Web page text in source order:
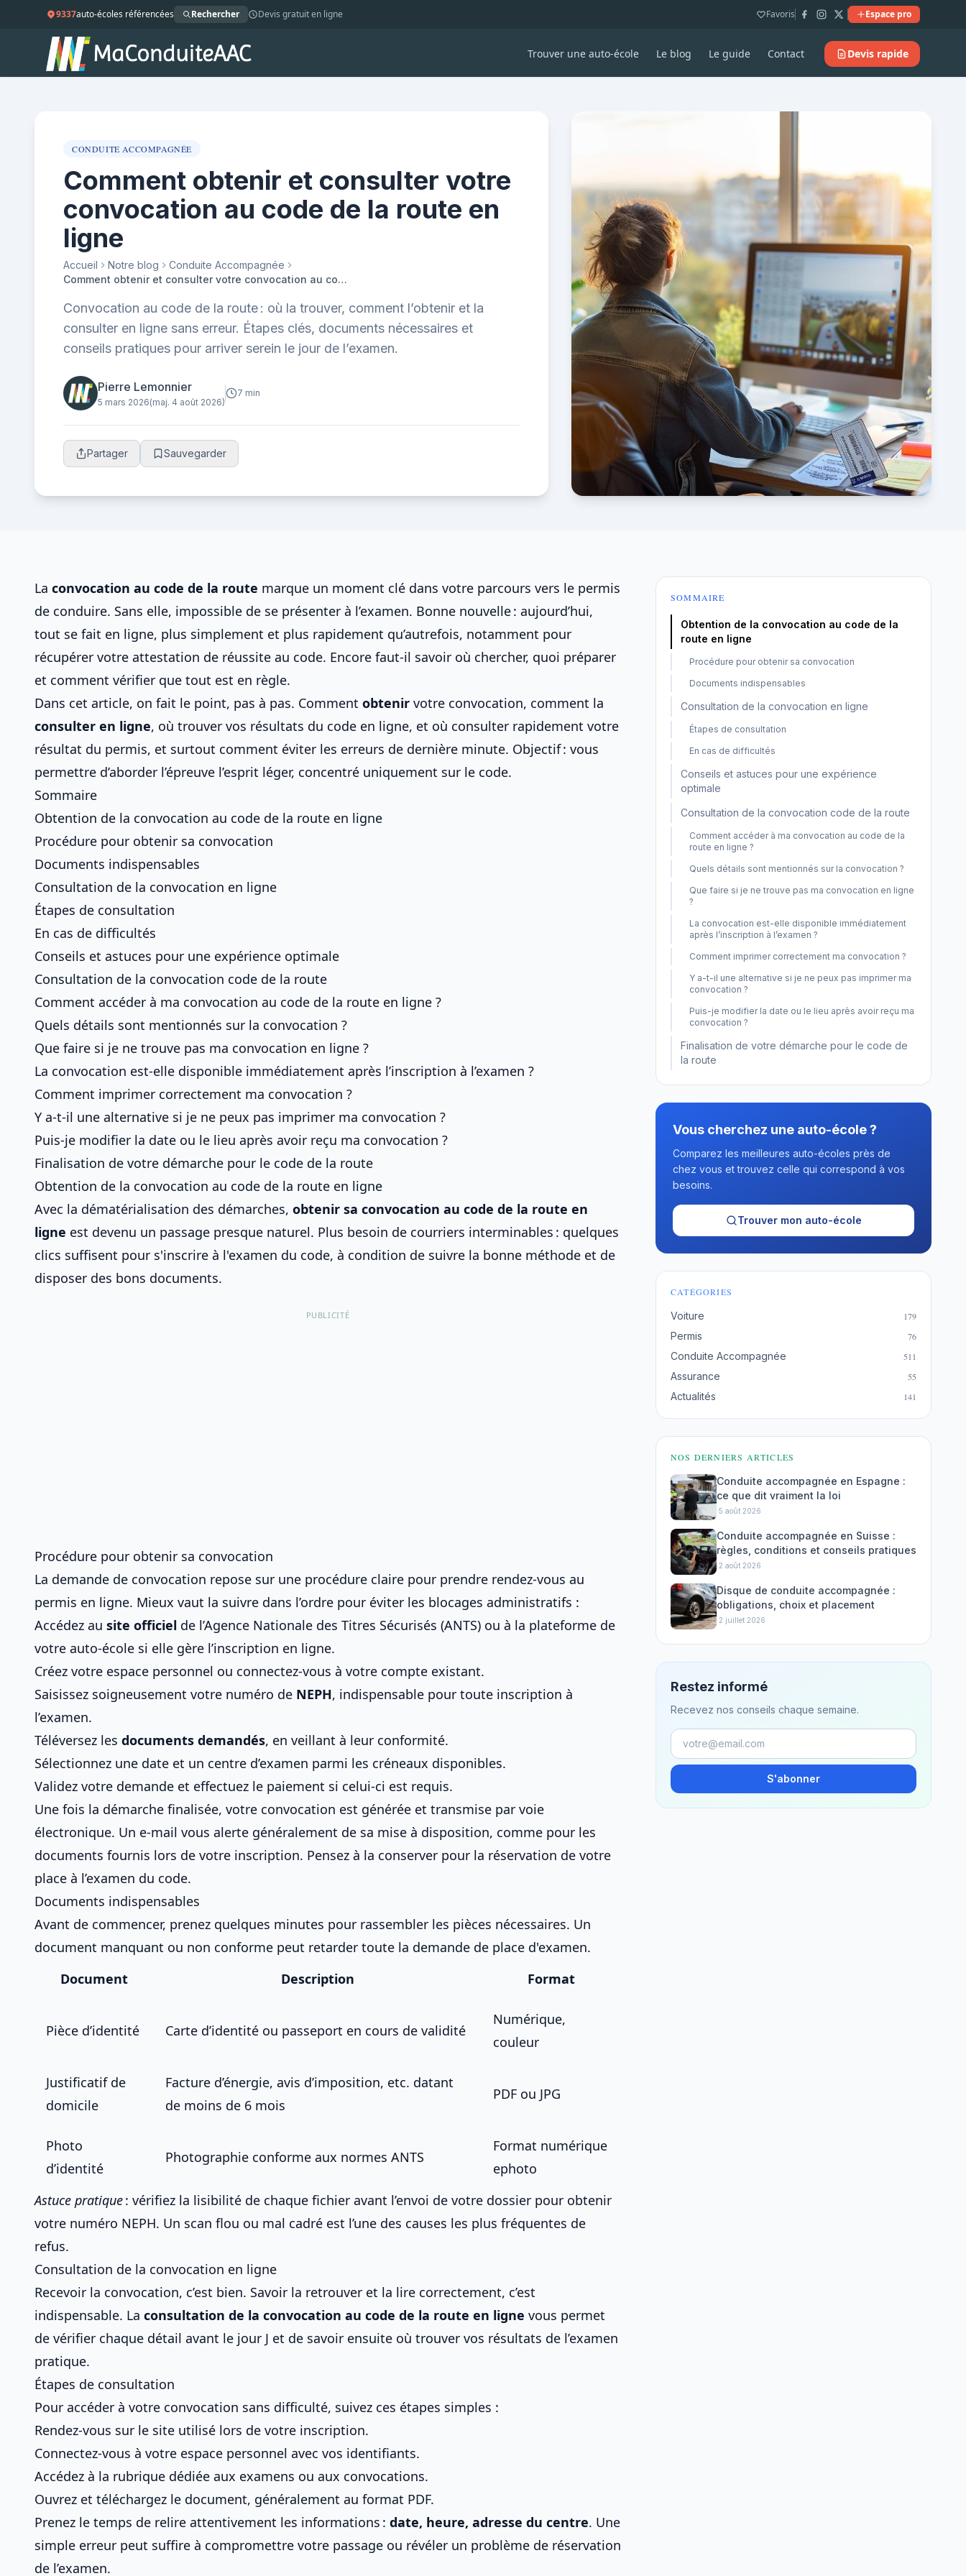
9337auto-écoles référencées Rechercher Devis gratuit en ligne Favoris Espace pro
Trouver une auto-école Le blog Le guide Contact Devis rapide
CONDUITE ACCOMPAGNÉE
Comment obtenir et consulter votre
convocation au code de la route en
ligne
Accueil Notre blog
Conduite Accompagnée
Comment obtenir et consulter votre convocation au code de la route en ligne
Convocation au code de la route : où la trouver, comment l’obtenir et la
consulter en ligne sans erreur. Étapes clés, documents nécessaires et
conseils pratiques pour arriver serein le jour de l’examen.
Pierre Lemonnier
5 mars 2026(maj. 4 août 2026)
7 min
Partager Sauvegarder
La convocation au code de la route marque un moment clé dans votre parcours vers le permis
de conduire. Sans elle, impossible de se présenter à l’examen. Bonne nouvelle : aujourd’hui,
tout se fait en ligne, plus simplement et plus rapidement qu’autrefois, notamment pour
récupérer votre attestation de réussite au code. Encore faut-il savoir où chercher, quoi préparer
et comment vérifier que tout est en règle.
Dans cet article, on fait le point, pas à pas. Comment obtenir votre convocation, comment la
consulter en ligne, où trouver vos résultats du code en ligne, et où consulter rapidement votre
résultat du permis, et surtout comment éviter les erreurs de dernière minute. Objectif : vous
permettre d’aborder l’épreuve l’esprit léger, concentré uniquement sur le code.
Sommaire
Obtention de la convocation au code de la route en ligne
Procédure pour obtenir sa convocation
Documents indispensables
Consultation de la convocation en ligne
Étapes de consultation
En cas de difficultés
Conseils et astuces pour une expérience optimale
Consultation de la convocation code de la route
Comment accéder à ma convocation au code de la route en ligne ?
Quels détails sont mentionnés sur la convocation ?
Que faire si je ne trouve pas ma convocation en ligne ?
La convocation est-elle disponible immédiatement après l’inscription à l’examen ?
Comment imprimer correctement ma convocation ?
Y a-t-il une alternative si je ne peux pas imprimer ma convocation ?
Puis-je modifier la date ou le lieu après avoir reçu ma convocation ?
Finalisation de votre démarche pour le code de la route
Obtention de la convocation au code de la route en ligne
Avec la dématérialisation des démarches, obtenir sa convocation au code de la route en
ligne est devenu un passage presque naturel. Plus besoin de courriers interminables : quelques
clics suffisent pour s'inscrire à l'examen du code, à condition de suivre la bonne méthode et de
disposer des bons documents.
PUBLICITÉ
Procédure pour obtenir sa convocation
La demande de convocation repose sur une procédure claire pour prendre rendez-vous au
permis en ligne. Mieux vaut la suivre dans l’ordre pour éviter les blocages administratifs :
Accédez au site officiel de l’Agence Nationale des Titres Sécurisés (ANTS) ou à la plateforme de
votre auto-école si elle gère l’inscription en ligne.
Créez votre espace personnel ou connectez-vous à votre compte existant.
Saisissez soigneusement votre numéro de NEPH, indispensable pour toute inscription à
l’examen.
Téléversez les documents demandés, en veillant à leur conformité.
Sélectionnez une date et un centre d’examen parmi les créneaux disponibles.
Validez votre demande et effectuez le paiement si celui-ci est requis.
Une fois la démarche finalisée, votre convocation est générée et transmise par voie
électronique. Un e-mail vous alerte généralement de sa mise à disposition, comme pour les
documents fournis lors de votre inscription. Pensez à la conserver pour la réservation de votre
place à l’examen du code.
Documents indispensables
Avant de commencer, prenez quelques minutes pour rassembler les pièces nécessaires. Un
document manquant ou non conforme peut retarder toute la demande de place d'examen.
Document
Description Format
Pièce d’identité Carte d’identité ou passeport en cours de validité
Numérique,
couleur
Justificatif de
domicile
Facture d’énergie, avis d’imposition, etc. datant
de moins de 6 mois
PDF ou JPG
Photo
d’identité
Photographie conforme aux normes ANTS
Format numérique
ephoto
Astuce pratique: vérifiez la lisibilité de chaque fichier avant l’envoi de votre dossier pour obtenir
votre numéro NEPH. Un scan flou ou mal cadré est l’une des causes les plus fréquentes de
refus.
Consultation de la convocation en ligne
Recevoir la convocation, c’est bien. Savoir la retrouver et la lire correctement, c’est
indispensable. La consultation de la convocation au code de la route en ligne vous permet
de vérifier chaque détail avant le jour J et de savoir ensuite où trouver vos résultats de l’examen
pratique.
Étapes de consultation
Pour accéder à votre convocation sans difficulté, suivez ces étapes simples :
Rendez-vous sur le site utilisé lors de votre inscription.
Connectez-vous à votre espace personnel avec vos identifiants.
Accédez à la rubrique dédiée aux examens ou aux convocations.
Ouvrez et téléchargez le document, généralement au format PDF.
Prenez le temps de relire attentivement les informations : date, heure, adresse du centre. Une
simple erreur peut suffire à compromettre votre passage ou révéler un problème de réservation
de l’examen.
SOMMAIRE
Obtention de la convocation au code de la
route en ligne
Procédure pour obtenir sa convocation
Documents indispensables
Consultation de la convocation en ligne
Étapes de consultation
En cas de difficultés
Conseils et astuces pour une expérience
optimale
Consultation de la convocation code de la route
Comment accéder à ma convocation au code de la
route en ligne ?
Quels détails sont mentionnés sur la convocation ?
Que faire si je ne trouve pas ma convocation en ligne
?
La convocation est-elle disponible immédiatement
après l’inscription à l’examen ?
Comment imprimer correctement ma convocation ?
Y a-t-il une alternative si je ne peux pas imprimer ma
convocation ?
Puis-je modifier la date ou le lieu après avoir reçu ma
convocation ?
Finalisation de votre démarche pour le code de
la route
Vous cherchez une auto-école ?
Comparez les meilleures auto-écoles près de
chez vous et trouvez celle qui correspond à vos
besoins.
Trouver mon auto-école
CATÉGORIES
Voiture 179
Permis 76
Conduite Accompagnée 511
Assurance 55
Actualités 141
NOS DERNIERS ARTICLES
Conduite accompagnée en Espagne :
ce que dit vraiment la loi
·5 août 2026
Conduite accompagnée en Suisse :
règles, conditions et conseils pratiques
·2 août 2026
Disque de conduite accompagnée :
obligations, choix et placement
·2 juillet 2026
Restez informé
Recevez nos conseils chaque semaine.
S'abonner